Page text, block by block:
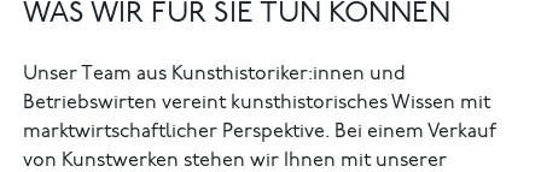
WAS WIR FÜR SIE TUN KÖNNEN
Unser Team aus Kunsthistoriker:innen und
Betriebswirten vereint kunsthistorisches Wissen mit
marktwirtschaftlicher Perspektive. Bei einem Verkauf
von Kunstwerken stehen wir Ihnen mit unserer